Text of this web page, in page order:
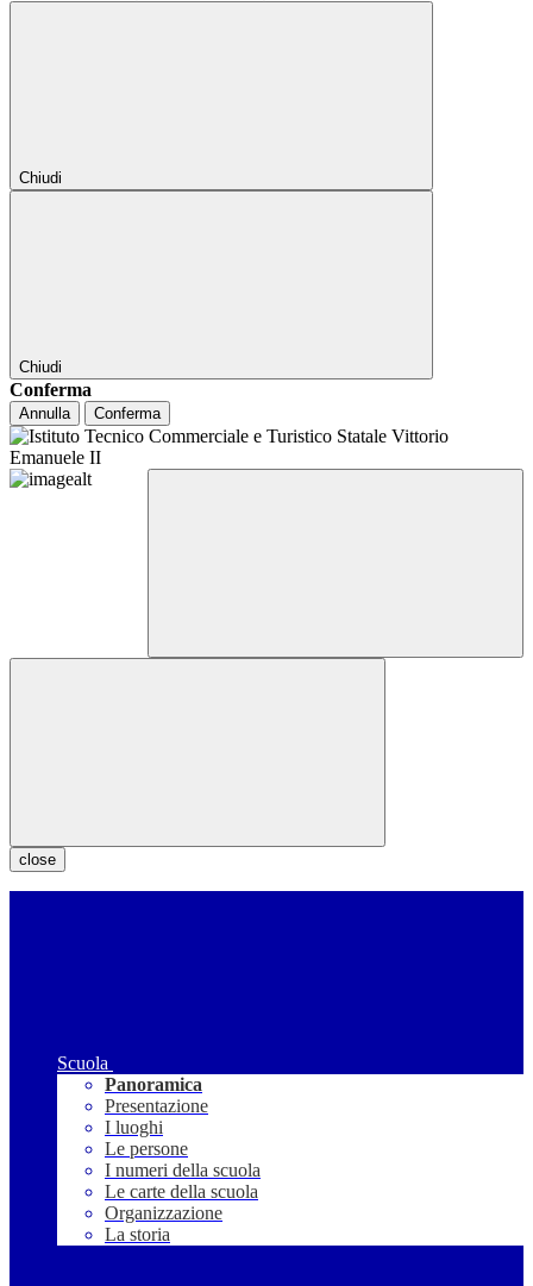
Chiudi
Chiudi
Conferma
Annulla Conferma
close
Scuola
Panoramica
Presentazione
I luoghi
Le persone
I numeri della scuola
Le carte della scuola
Organizzazione
La storia